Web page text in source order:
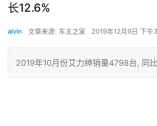
长12.6%
alvin 文章来源: 车主之家 2019年12月9日 下午
2019年10月份艾力绅销量4798台, 同